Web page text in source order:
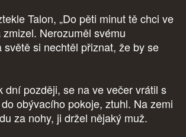
Talon, „Do pěti minut tě chci ve
Nerozuměl svému
si nechtěl přiznat, že by se
dní později, se na ve večer vrátil s
obývacího pokoje, ztuhl. Na zemi
za nohy, ji držel nějaký muž.